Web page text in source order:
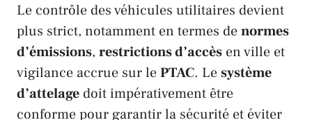
Le contrôle des véhicules utilitaires devient
plus strict, notamment en termes denormes
d’émissions, restrictions d’accès en ville et
vigilance accrue sur lePTAC. Lesystème
d’attelage doit impérativement être
conforme pour garantir la sécurité et éviter